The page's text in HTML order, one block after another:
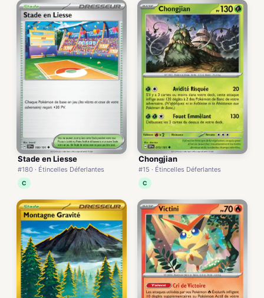
Stade en Liesse
#180 · Étincelles Déferlantes
C
Chongjian
#15 · Étincelles Déferlantes
C